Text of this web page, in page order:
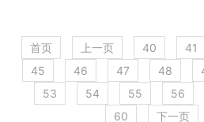
首页 上一页 40 41
45
46 47 48
53
54 55 56
60
下一页